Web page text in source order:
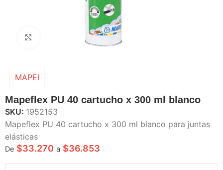
Haga Click para agrandar
Mapeflex PU 40 cartucho x 300 ml blanco
MAPEI
SKU: 1952153
Mapeflex PU 40 cartucho x 300 ml blanco para juntas
elásticas
De $33.270 a $36.853